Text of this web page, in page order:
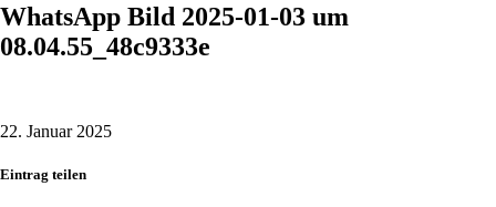
WhatsApp Bild 2025-01-03 um
08.04.55_48c9333e
22. Januar 2025
Eintrag teilen